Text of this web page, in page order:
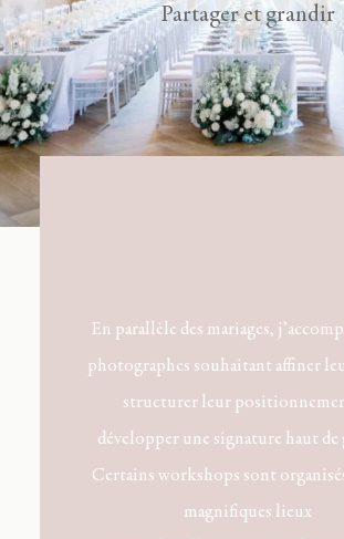
Partager et grandir
En parallèle des mariages,
photographes souhaitant affiner
structurer leur
développer une signature haut de
Certains workshops sont
magnifiques lieux